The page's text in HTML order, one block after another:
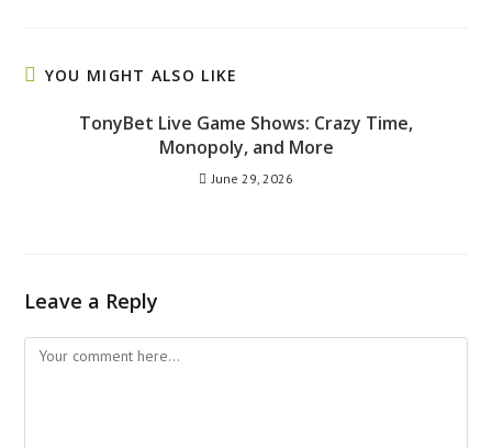
YOU MIGHT ALSO LIKE
TonyBet Live Game Shows: Crazy Time,
Monopoly, and More
June 29, 2026
Leave a Reply